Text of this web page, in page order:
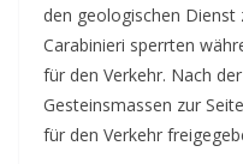
den geologischen
Carabinieri sperrten
für den Verkehr. Nach
Gesteinsmassen zur
für den Verkehr